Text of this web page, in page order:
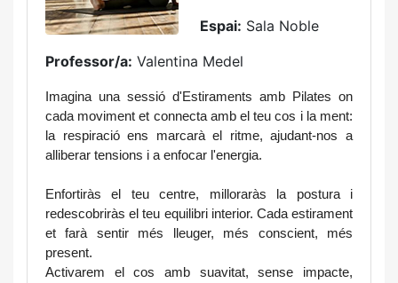
Espai: Sala Noble
Professor/a: Valentina Medel
Imagina una sessió d'Estiraments amb Pilates on
cada moviment et connecta amb el teu cos i la ment:
la respiració ens marcarà el ritme, ajudant-nos a
alliberar tensions i a enfocar l'energia.
Enfortiràs el teu centre, milloraràs la postura i
redescobriràs el teu equilibri interior. Cada estirament
et farà sentir més lleuger, més conscient, més
present.
Activarem el cos amb suavitat, sense impacte,